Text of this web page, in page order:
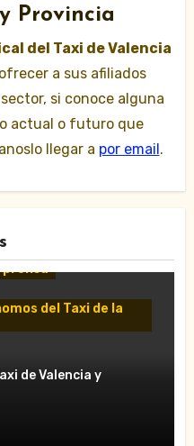
Provincia
del Taxi de Valencia
a sus afiliados
si conoce alguna
actual o futuro que
llegar a por email.
prensa
del Taxi de la
su
“infructuosa”
Decreto Ley
de Valencia y